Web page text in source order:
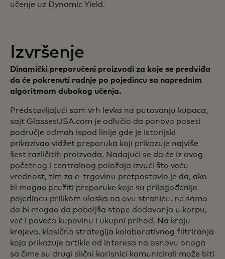
učenje uz Dynamic Yield.
Izvršenje
Dinamički preporučeni proizvodi za koje se predviđa
da će pokrenuti radnje po pojedincu sa naprednim
algoritmom dubokog učenja.
Predstavljajući sam vrh levka na putovanju kupaca,
sajt GlassesUSA.com je odlučio da ponovo poseti
područje odmah ispod linije gde je istorijski
prikazivao vidžet preporuka koji prikazuje najviše
šest različitih proizvoda. Nadajući se da će iz ovog
početnog i centralnog položaja izvući što veću
vrednost, tim za e-trgovinu pretpostavio je da, ako
bi mogao pružiti preporuke koje su prilagođenije
pojedincu prilikom ulaska na ovu stranicu, ne samo
da bi mogao da poboljša stope dodavanja u korpu,
već i poveća kupovinu i ukupni prihod. Na kraju
krajeva, klasična strategija kolaborativnog filtriranja
koja prikazuje artikle od interesa na osnovu onoga
sa čime su drugi slični korisnici komunicirali može biti